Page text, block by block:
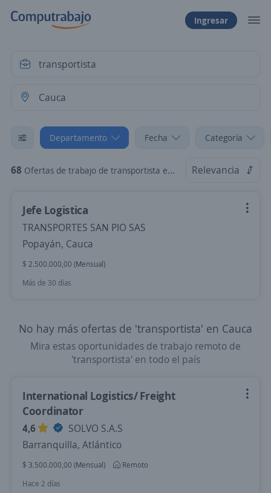
Ingresar
Departamento Fecha Categoría
68 Ofertas de trabajo de transportista en Cauca Relevancia
Jefe Logistica
TRANSPORTES SAN PIO SAS
Popayán, Cauca
$ 2.500.000,00 (Mensual)
Más de 30 días
No hay más ofertas de 'transportista' en Cauca
Mira estas oportunidades de trabajo remoto de
'transportista' en todo el país
International Logistics/ Freight
Coordinator
4,6
SOLVO S.A.S
Barranquilla, Atlántico
$ 3.500.000,00 (Mensual)
Remoto
Hace 2 días